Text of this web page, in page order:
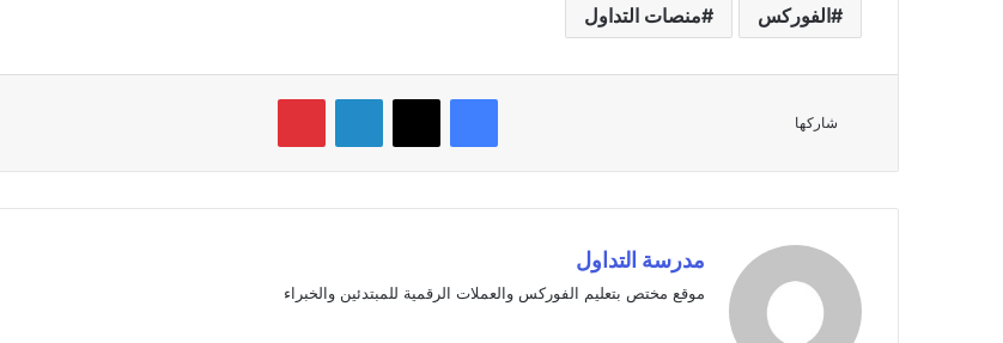
الفوركس منصات التداول
شاركها
فيسبوك ‫X لينكدإن بينتيريست
مدرسة التداول
موقع مختص بتعليم الفوركس والعملات الرقمية للمبتدئين والخبراء